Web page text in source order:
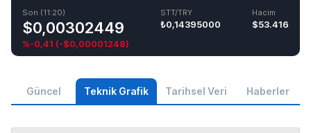
Son (11:20)
$0,00302449
%-0,41 (-$0,00001248)
STT/TRY
₺0,14395000
Hacim
$53.416
Güncel Teknik Grafik Tarihsel Veri Haberler